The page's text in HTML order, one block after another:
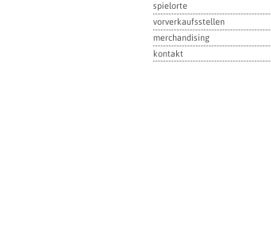
spielorte
vorverkaufsstellen
merchandising
kontakt